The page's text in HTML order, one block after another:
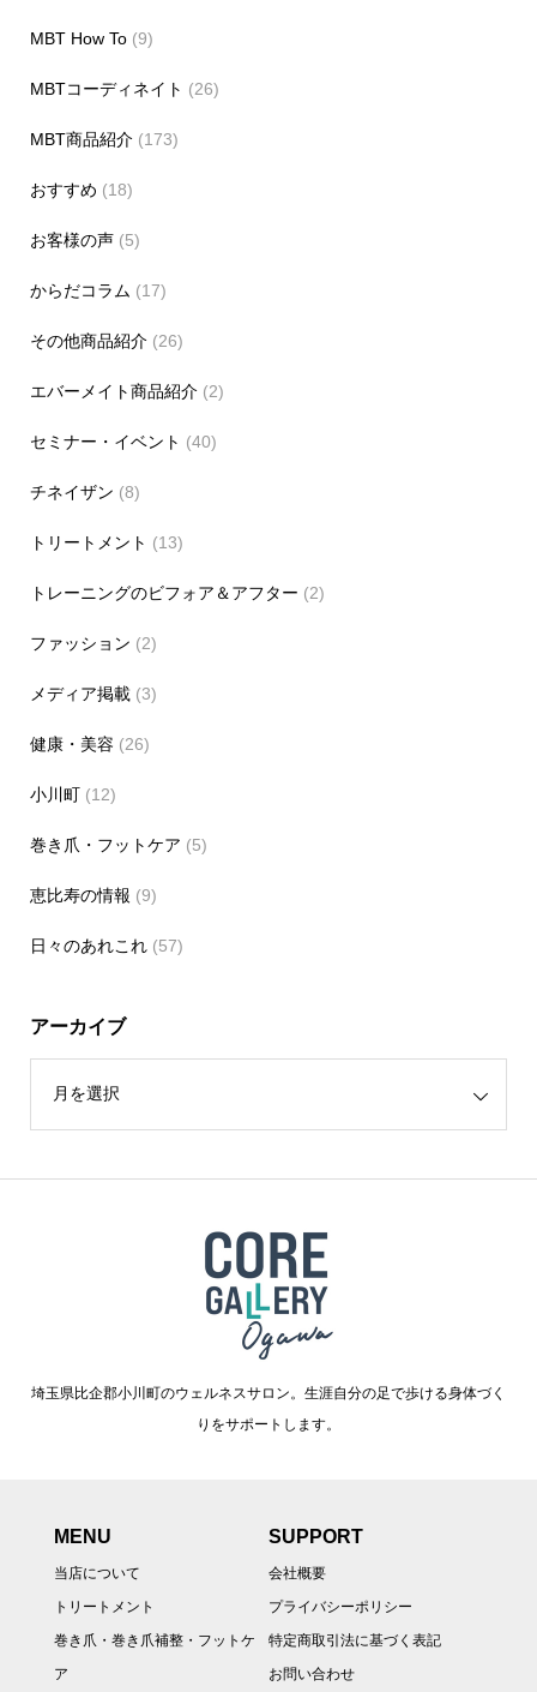
MBT How To(9)
MBTコーディネイト (26)
MBT商品紹介(173)
おすすめ (18)
お客様の声(5)
からだコラム (17)
その他商品紹介(26)
エバーメイト商品紹介(2)
セミナー・イベント (40)
チネイザン (8)
トリートメント (13)
トレーニングのビフォア＆アフター (2)
ファッション (2)
メディア掲載(3)
健康・美容 (26)
小川町(12)
巻き爪・フットケア (5)
恵比寿の情報 (9)
日々のあれこれ(57)
アーカイブ
埼玉県比企郡小川町のウェルネスサロン。生涯自分の足で歩ける身体づく
りをサポートします。
MENU
当店について
トリートメント
巻き爪・巻き爪補整・フットケ
ア
SUPPORT
会社概要
プライバシーポリシー
特定商取引法に基づく表記
お問い合わせ